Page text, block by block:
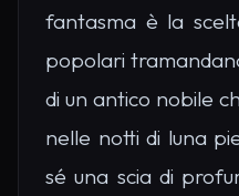
fantasma è la
popolari
di un antico nobile
nelle notti di luna
sé una scia di